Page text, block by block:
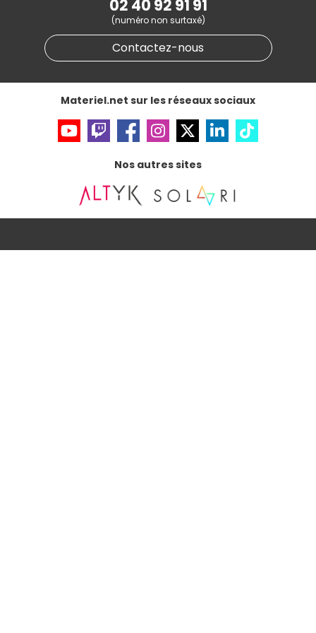
Informations légales
Données personnellesetcookies
Gérer vos cookies
Accessibilité : non conforme
02 40 92 91 91
(numéro non surtaxé)
Contactez-nous
Materiel.net sur les réseaux sociaux
Nos autres sites